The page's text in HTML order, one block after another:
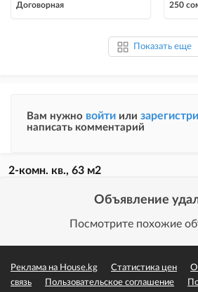
Договорная 250
Показать еще
Вам нужно войти или
написать комментарий
2-комн. кв., 63 м2
Объявление
Посмотрите похожие
Реклама на House.kg Статистика цен О
связь
Пользовательское соглашение